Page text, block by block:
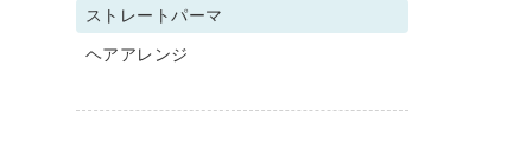
ストレートパーマ
ヘアアレンジ